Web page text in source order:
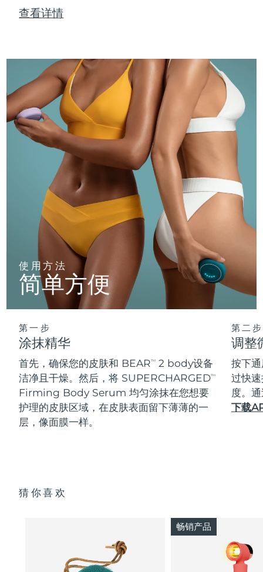
查看详情
使用方法
简单方便
第一步
涂抹精华
首先，确保您的皮肤和 BEARTM
2 body设备
洁净且干燥。然后，将 SUPERCHARGEDTM
Firming Body Serum 均匀涂抹在您想要
护理的皮肤区域，在皮肤表面留下薄薄的一
层，像面膜一样。
第二步
调整
按下
过快
度。
下载
猜你喜欢
畅销产品